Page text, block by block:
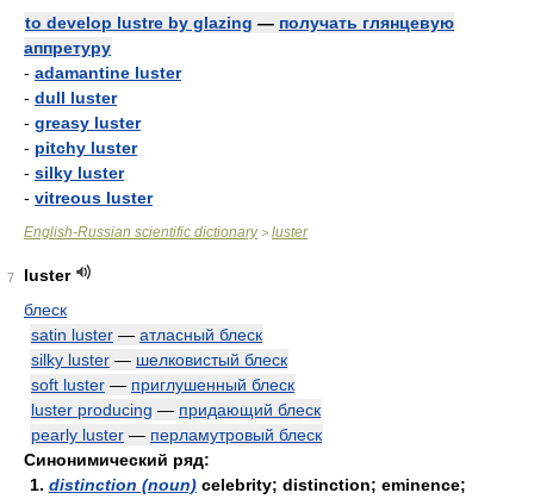
to develop lustre by glazing — получать глянцевую
аппретуру
- adamantine luster
- dull luster
- greasy luster
- pitchy luster
- silky luster
- vitreous luster
English-Russian scientific dictionary> luster
7
luster
блеск
satin luster — атласный блеск
silky luster — шелковистый блеск
soft luster — приглушенный блеск
luster producing — придающий блеск
pearly luster — перламутровый блеск
Синонимический ряд:
1. distinction (noun) celebrity; distinction; eminence;